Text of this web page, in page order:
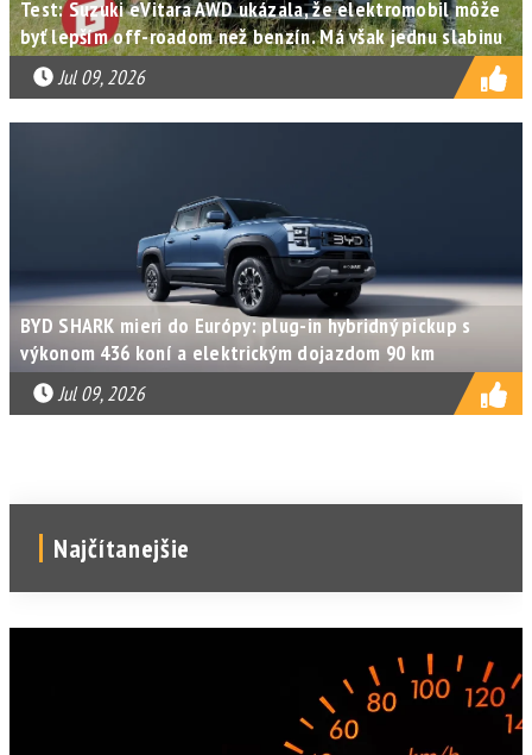
Test: Suzuki eVitara AWD ukázala, že elektromobil môže
byť lepším off-roadom než benzín. Má však jednu slabinu
Jul 09, 2026
BYD SHARK mieri do Európy: plug-in hybridný pickup s
výkonom 436 koní a elektrickým dojazdom 90 km
Jul 09, 2026
Najčítanejšie